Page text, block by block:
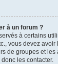
à un forum ?
à certains
vous devez avoir
de groupes et
les contacter.